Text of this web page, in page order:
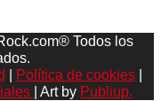
Todos los
Política de cookies|
| Art by Publiup.